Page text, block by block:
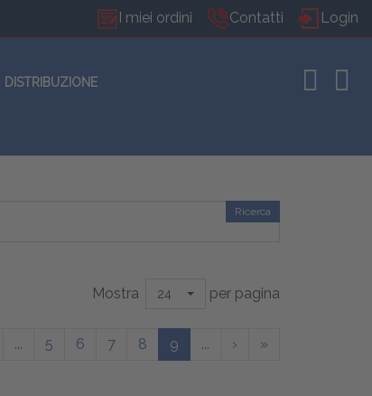
I miei ordini Contatti Login
DISTRIBUZIONE
Ricerca
Mostra 24 per pagina
... 5 6 7 8 9 ... › »